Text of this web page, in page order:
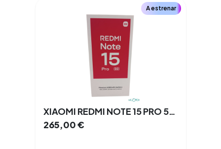
A estrenar
XIAOMI REDMI NOTE 15 PRO 5G Libre 6,83 '' 8 GB 256 GB 100% 5G NFC
265,00€